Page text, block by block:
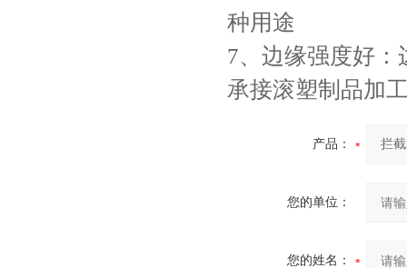
种用途
7、边缘强度好
承接滚塑制品加
产品：
您的单位：
您的姓名：